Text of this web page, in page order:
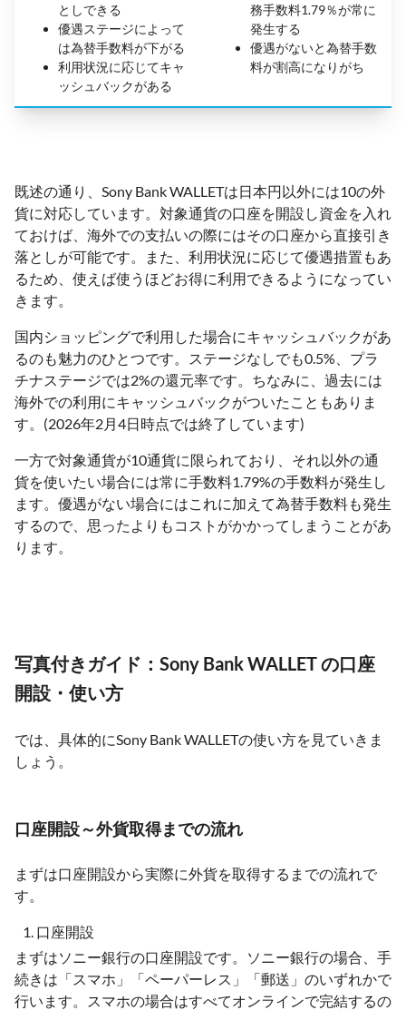
としできる
優遇ステージによって
は為替手数料が下がる
利用状況に応じてキャ
ッシュバックがある
務手数料1.79％が常に
発生する
優遇がないと為替手数
料が割高になりがち
既述の通り、Sony Bank WALLETは日本円以外には10の外
貨に対応しています。対象通貨の口座を開設し資金を入れ
ておけば、海外での支払いの際にはその口座から直接引き
落としが可能です。また、利用状況に応じて優遇措置もあ
るため、使えば使うほどお得に利用できるようになってい
きます。
国内ショッピングで利用した場合にキャッシュバックがあ
るのも魅力のひとつです。ステージなしでも0.5%、プラ
チナステージでは2%の還元率です。ちなみに、過去には
海外での利用にキャッシュバックがついたこともありま
す。(2026年2月4日時点では終了しています)
一方で対象通貨が10通貨に限られており、それ以外の通
貨を使いたい場合には常に手数料1.79%の手数料が発生し
ます。優遇がない場合にはこれに加えて為替手数料も発生
するので、思ったよりもコストがかかってしまうことがあ
ります。
写真付きガイド：Sony Bank WALLET の口座
開設・使い方
では、具体的にSony Bank WALLETの使い方を見ていきま
しょう。
口座開設～外貨取得までの流れ
まずは口座開設から実際に外貨を取得するまでの流れで
す。
口座開設
まずはソニー銀行の口座開設です。ソニー銀行の場合、手
続きは「スマホ」「ペーパーレス」「郵送」のいずれかで
行います。スマホの場合はすべてオンラインで完結するの